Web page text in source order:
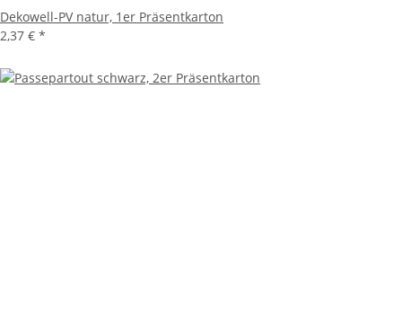
Dekowell-PV natur, 1er Präsentkarton
2,37 € *